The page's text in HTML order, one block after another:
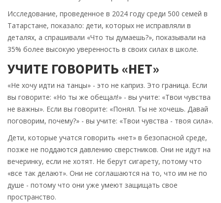
Исследование, проведенное в 2024 году среди 500 семей в
Татарстане, показало: дети, которых не исправляли в
деталях, а спрашивали «Что ты думаешь?», показывали на
35% более высокую уверенность в своих силах в школе.
УЧИТЕ ГОВОРИТЬ «НЕТ»
«Не хочу идти на танцы» - это не каприз. Это граница. Если
вы говорите: «Но ты же обещал!» - вы учите: «Твои чувства
не важны». Если вы говорите: «Понял. Ты не хочешь. Давай
поговорим, почему?» - вы учите: «Твои чувства - твоя сила».
Дети, которые учатся говорить «нет» в безопасной среде,
позже не поддаются давлению сверстников. Они не идут на
вечеринку, если не хотят. Не берут сигарету, потому что
«все так делают». Они не соглашаются на то, что им не по
душе - потому что они уже умеют защищать свое
пространство.